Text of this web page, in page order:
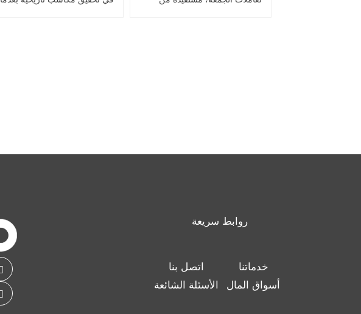
روابط سريعة
خدماتنا
اتصل بنا
أسواق المال
الأسئلة الشائعة